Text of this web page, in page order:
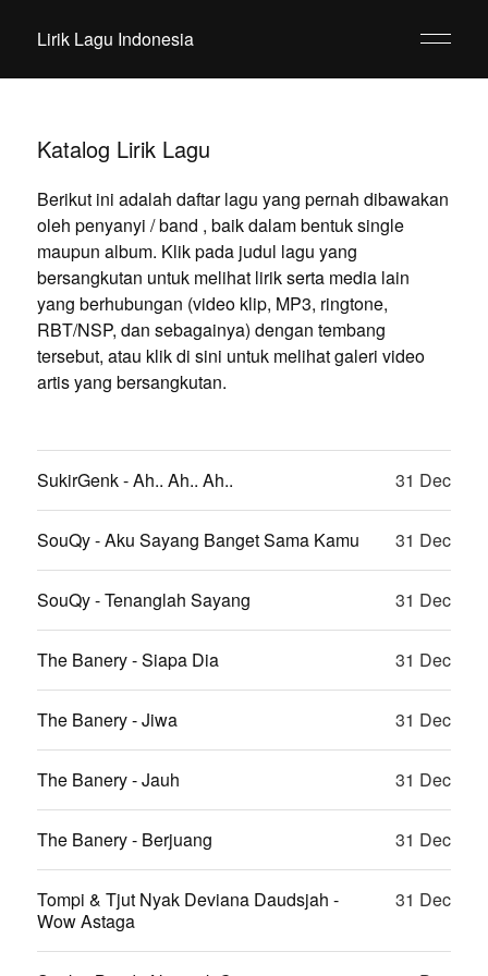
Lirik Lagu Indonesia
Katalog Lirik Lagu
Berikut ini adalah daftar lagu yang pernah dibawakan
oleh penyanyi / band , baik dalam bentuk single
maupun album. Klik pada judul lagu yang
bersangkutan untuk melihat lirik serta media lain
yang berhubungan (video klip, MP3, ringtone,
RBT/NSP, dan sebagainya) dengan tembang
tersebut, atau klik di sini untuk melihat galeri video
artis yang bersangkutan.
SukirGenk - Ah.. Ah.. Ah.. 31 Dec
SouQy - Aku Sayang Banget Sama Kamu 31 Dec
SouQy - Tenanglah Sayang 31 Dec
The Banery - Siapa Dia 31 Dec
The Banery - Jiwa 31 Dec
The Banery - Jauh 31 Dec
The Banery - Berjuang 31 Dec
Tompi & Tjut Nyak Deviana Daudsjah -
Wow Astaga
31 Dec